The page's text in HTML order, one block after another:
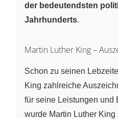
der bedeutendsten
Jahrhunderts.
Martin Luther King –
Schon zu seinen
King zahlreiche
für seine Leistungen und
wurde Martin Luther